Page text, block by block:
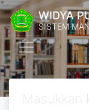
WIDYA
SISTEM